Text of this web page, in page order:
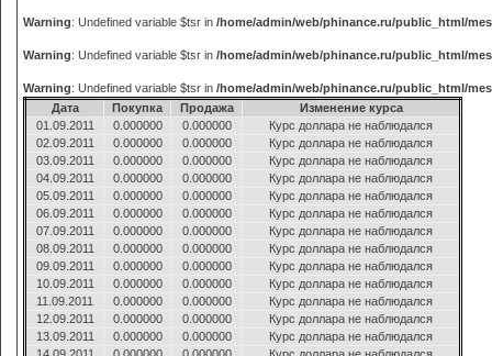
Warning: Undefined variable $tsr in /home/admin/web/phinance.ru/public_html/
Warning: Undefined variable $tsr in /home/admin/web/phinance.ru/public_html/
Warning: Undefined variable $tsr in /home/admin/web/phinance.ru/public_html/
Дата
Покупка Продажа
Изменение курса
01.09.2011
0.000000 0.000000
Курс доллара не наблюдался
02.09.2011
0.000000 0.000000
Курс доллара не наблюдался
03.09.2011
0.000000 0.000000
Курс доллара не наблюдался
04.09.2011
0.000000 0.000000
Курс доллара не наблюдался
05.09.2011
0.000000 0.000000
Курс доллара не наблюдался
06.09.2011
0.000000 0.000000
Курс доллара не наблюдался
07.09.2011
0.000000 0.000000
Курс доллара не наблюдался
08.09.2011
0.000000 0.000000
Курс доллара не наблюдался
09.09.2011
0.000000 0.000000
Курс доллара не наблюдался
10.09.2011
0.000000 0.000000
Курс доллара не наблюдался
11.09.2011
0.000000 0.000000
Курс доллара не наблюдался
12.09.2011
0.000000 0.000000
Курс доллара не наблюдался
13.09.2011
0.000000 0.000000
Курс доллара не наблюдался